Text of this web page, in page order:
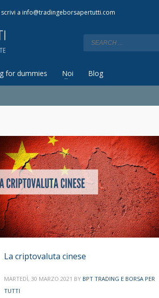
a info@tradingeborsapertutti.com
for dummies Noi Blog
La criptovaluta cinese
MARTEDÌ, 30 MARZO 2021 BY BPT TRADING E BORSA PER
TUTTI